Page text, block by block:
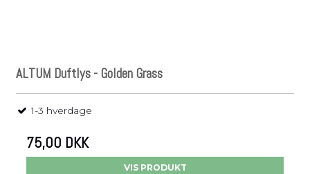
ALTUM Duftlys - Golden Grass
1-3 hverdage
75,00 DKK
VIS PRODUKT